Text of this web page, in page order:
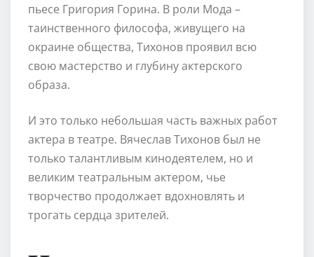
пьесе Григория Горина. В роли Мода –
таинственного философа, живущего на
окраине общества, Тихонов проявил всю
свою мастерство и глубину актерского
образа.
И это только небольшая часть важных работ
актера в театре. Вячеслав Тихонов был не
только талантливым кинодеятелем, но и
великим театральным актером, чье
творчество продолжает вдохновлять и
трогать сердца зрителей.